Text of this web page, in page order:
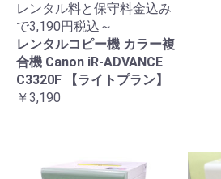
レンタル料と保守料金込み
で3,190円税込～
レンタルコピー機 カラー複
合機 Canon iR-ADVANCE
C3320F 【ライトプラン】
￥3,190